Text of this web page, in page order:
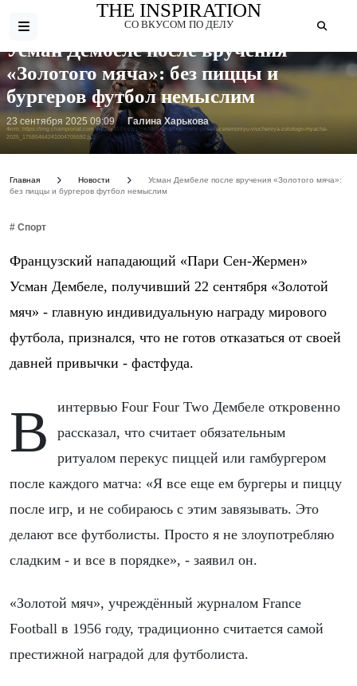
THE INSPIRATION
СО ВКУСОМ ПО ДЕЛУ
Фото: https://img.championat.com/s/732x488/news/big/t/h/usman-dembele-posetit-ceremoniyu-vrucheniya-zolotogo-myacha-
2025_17585464241004705592.jpg
Усман Дембеле после вручения
«Золотого мяча»: без пиццы и
бургеров футбол немыслим
23 сентября 2025 09:09 Галина Харькова
Главная Новости
Усман Дембеле после вручения «Золотого мяча»:
без пиццы и бургеров футбол немыслим
# Спорт
Французский нападающий «Пари Сен-Жермен»
Усман Дембеле, получивший 22 сентября «Золотой
мяч» - главную индивидуальную награду мирового
футбола, признался, что не готов отказаться от своей
давней привычки - фастфуда.
В интервью Four Four Two Дембеле откровенно
рассказал, что считает обязательным
ритуалом перекус пиццей или гамбургером
после каждого матча: «Я все еще ем бургеры и пиццу
после игр, и не собираюсь с этим завязывать. Это
делают все футболисты. Просто я не злоупотребляю
сладким - и все в порядке», - заявил он.
«Золотой мяч», учреждённый журналом France
Football в 1956 году, традиционно считается самой
престижной наградой для футболиста.